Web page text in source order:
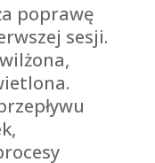
poprawę
sesji.